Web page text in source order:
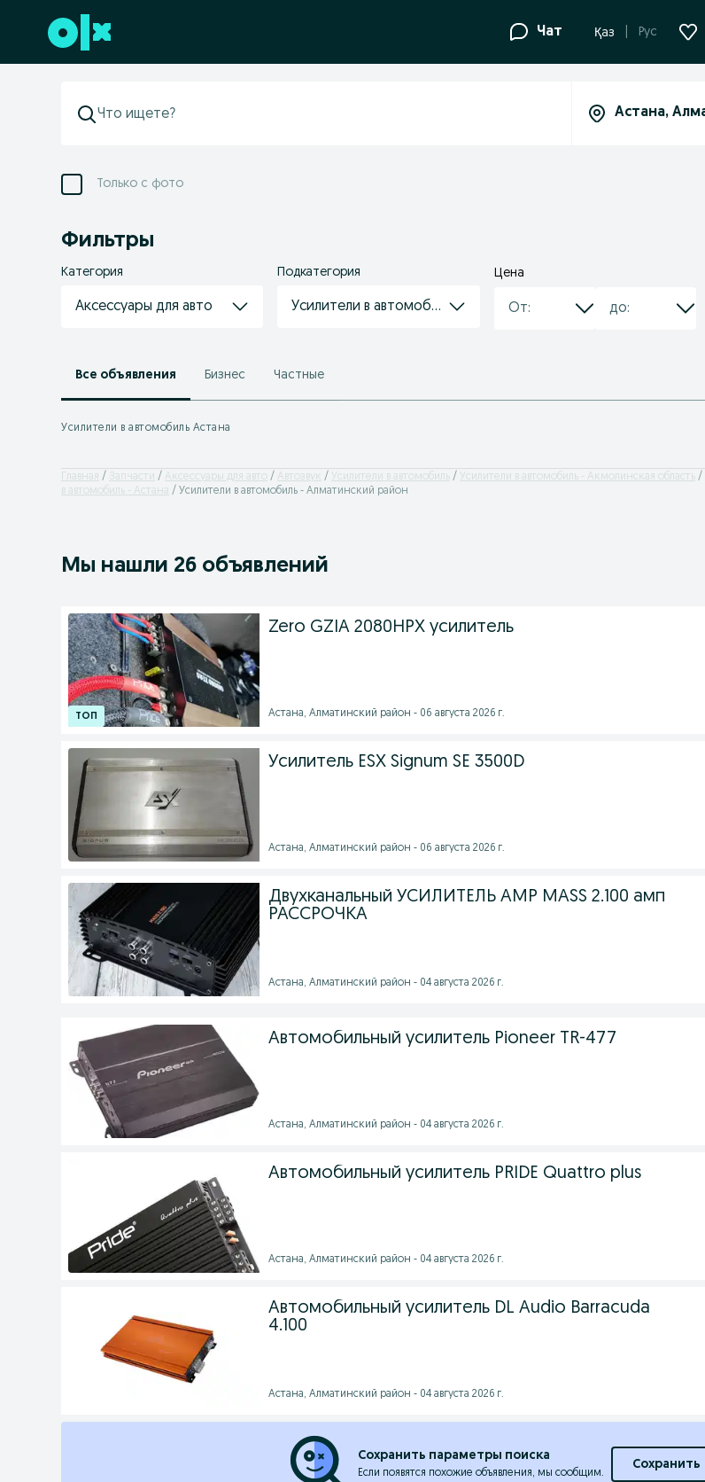
Перейти к нижнему колонтитулу Чат Қаз Рус
Только с фото
Фильтры
Категория
Аксессуары для авто
Подкатегория
Усилители в автомобиль
Цена
Все объявления Бизнес Частные
Усилители в автомобиль Астана
Главная Запчасти Аксессуары для авто Автозвук Усилители в автомобиль Усилители в автомобиль - Акмолинская область
в автомобиль - Астана
Усилители в автомобиль - Алматинский район
Мы нашли 26 объявлений
Zero GZIA 2080HPX усилитель
Астана, Алматинский район - 06 августа 2026 г.
Усилитель ESX Signum SE 3500D
Астана, Алматинский район - 06 августа 2026 г.
Двухканальный УСИЛИТЕЛЬ AMP MASS 2.100 амп
РАССРОЧКА
Астана, Алматинский район - 04 августа 2026 г.
Автомобильный усилитель Pioneer TR-477
Астана, Алматинский район - 04 августа 2026 г.
Автомобильный усилитель PRIDE Quattro plus
Астана, Алматинский район - 04 августа 2026 г.
Автомобильный усилитель DL Audio Barracuda
4.100
Астана, Алматинский район - 04 августа 2026 г.
Сохранить параметры поиска
Если появятся похожие объявления, мы сообщим.
Сохранить